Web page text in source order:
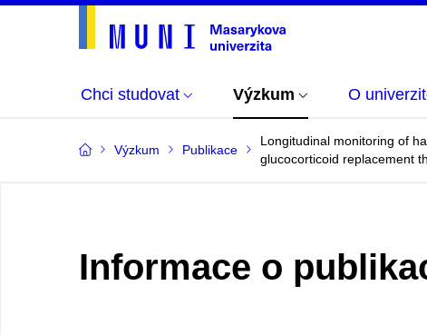
Chci studovat Výzkum O
Výzkum Publikace
Longitudinal monitoring of
glucocorticoid replacement
Informace o